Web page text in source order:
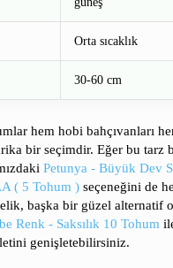
Orta sıcaklık
30-60 cm
hem hobi bahçıvanları
bir seçimdir. Eğer bu tarz
Petunya - Büyük Dev
( 5 Tohum ) seçeneğini de
başka bir güzel alternatif
Renk - Saksılık 10 Tohum
genişletebilirsiniz.